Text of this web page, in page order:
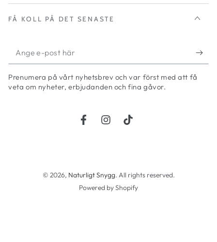
FÅ KOLL PÅ DET SENASTE
Ange
e-
post
Prenumera på vårt nyhetsbrev och var först med att få
veta om nyheter, erbjudanden och fina gåvor.
FacebookInstagramTikTok
© 2026, Naturligt Snygg. All rights reserved.
Powered by Shopify